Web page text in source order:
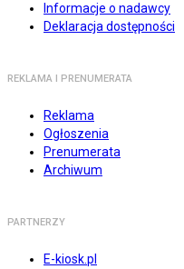
Informacje o nadawcy
Deklaracja dostępności
REKLAMA I PRENUMERATA
Reklama
Ogłoszenia
Prenumerata
Archiwum
PARTNERZY
E-kiosk.pl